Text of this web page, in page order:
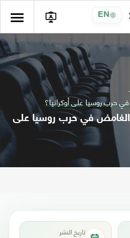
EN
ما الذي يعنيه حرف Z الغامض في حرب روسيا على
تاريخ النشر